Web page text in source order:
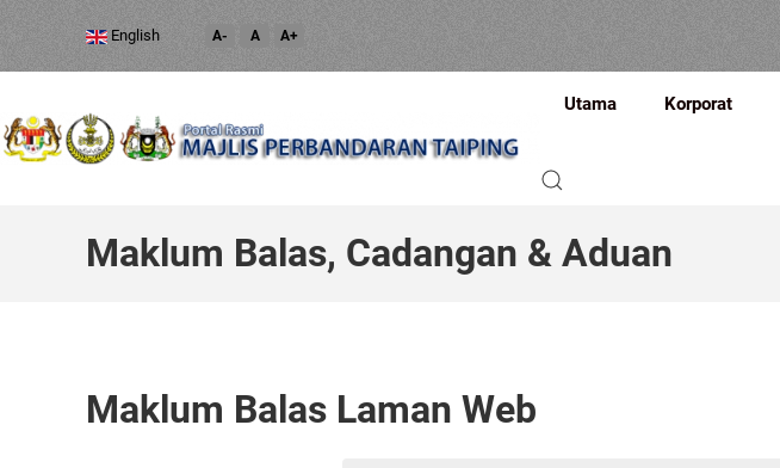
English A- A A+
Utama Korporat
Maklum Balas, Cadangan & Aduan
Maklum Balas Laman Web